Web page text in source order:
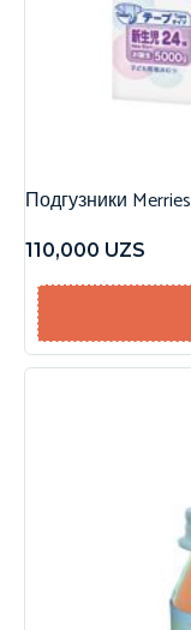
Подгузники
110,000 UZS